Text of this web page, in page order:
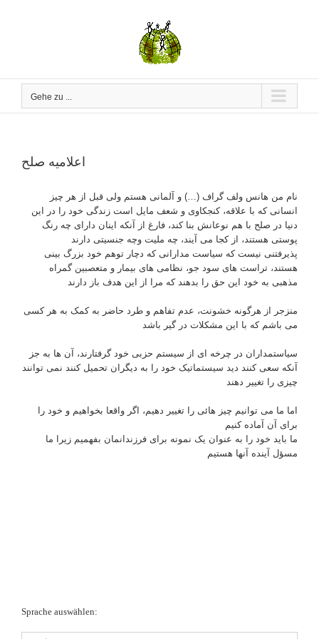
Gehe zu ...
اعلامیه صلح
نام من هانس ولف گراف (…) و آلمانی هستم ولی قبل از هر چیز
انسانی که با علاقه، کنجکاوی و شعف مایل است زندگی خود را در این
دنیا در صلح با هم نوعانش بنا کند، فارغ از آنکه اینان دارای چه رنگ
پوستی هستند، از کجا می آیند، چه ملیت وچه جنسیتی دارند
پذیرفتنی نیست که سیاست مدارانی که دچار توهم خود بزرگ بینی
هستند، تراست های سود جو، نظامی های بیمار و متعصبین گمراه
مذهبی به خود این حق را بدهند که مرا از این هدف باز دارند
منزجر از هرگونه خشونت، عدم تفاهم و طرد حاضر به کمک به هر کسی
می باشم که با این مشکلات در گیر باشد
سیاستمداران در چرخه ای از سیستم حزبی خود گرفتارند، آن ها به جز
آنکه سعی کنند دید سیستماتیک خود را به دیگران تحمیل کنند نمی توانند
چیزی را تغییر دهند
اما ما می توانیم چیز هائی را تغییر دهیم، اگر واقعا بخواهیم و خود را
برای آن آماده کنیم
ما باید خود را به عنوان یک نمونه برای فرزندانمان بفهمیم زیرا ما
مسؤل آینده آنها هستیم
Sprache auswählen: